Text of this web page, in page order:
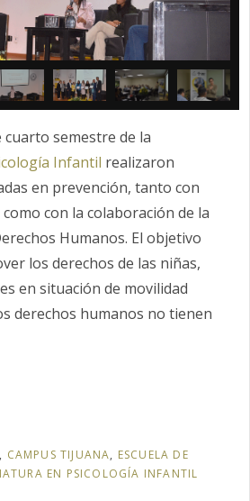
semestre de la
Infantil realizaron
en prevención, tanto con
con la colaboración de la
Humanos. El objetivo
los derechos de las niñas,
en situación de movilidad
derechos humanos no tienen
, CAMPUS TIJUANA, ESCUELA DE
EN PSICOLOGÍA INFANTIL